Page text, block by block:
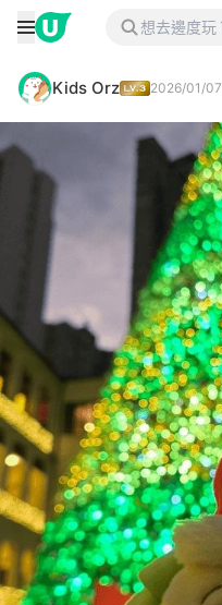
Kids Orz 2026/01/07